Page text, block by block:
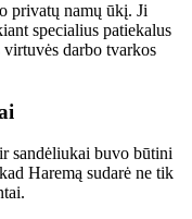
privatų namų ūkį. Ji
specialius patiekalus
darbo tvarkos
sandėliukai buvo būtini
Haremą sudarė ne tik